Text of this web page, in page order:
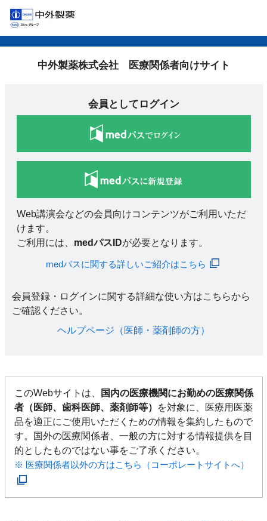
中外製薬株式会社 医療関係者向けサイト
会員としてログイン
Web講演会などの会員向けコンテンツがご利用いただ
けます。
ご利用には、 medパスIDが必要となります。
medパスに関する詳しいご紹介はこちら
会員登録・ログインに関する詳細な使い方はこちらから
ご確認ください。​
ヘルプページ（医師・薬剤師の方）​
このWebサイトは、
国内の医療機関にお勤めの医療関係
者（医師、歯科医師、薬剤師等）
を対象に、医療用医薬
品を適正にご使用いただくための情報を集約したもので
す。国外の医療関係者、一般の方に対する情報提供を目
的としたものではない事をご了承ください。
※ 医療関係者以外の方はこちら（コーポレートサイトへ）